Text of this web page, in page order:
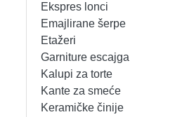
MIKSERI
MULTI STAJLERI
NUTRI PRACTIC
NOŽEVI
OSTALO
POJEDINAČNI ESCAJG
Ekspres lonci
Emajlirane šerpe
Etažeri
Garniture escajga
Kalupi za torte
Kante za smeće
Keramičke činije